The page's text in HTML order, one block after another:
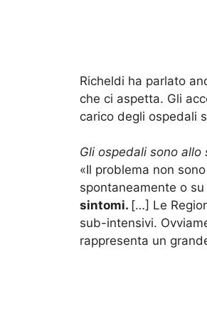
Richeldi ha parlato
che ci aspetta. Gli
carico degli ospedali
Gli ospedali sono allo
«Il problema non
spontaneamente o
sintomi. […] Le
sub-intensivi.
rappresenta un